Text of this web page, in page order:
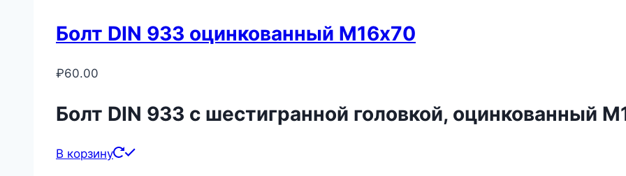
Болт DIN 933 оцинкованный М16х70
₽60.00
Болт DIN 933 с шестигранной головкой, оцинкованный
В корзину